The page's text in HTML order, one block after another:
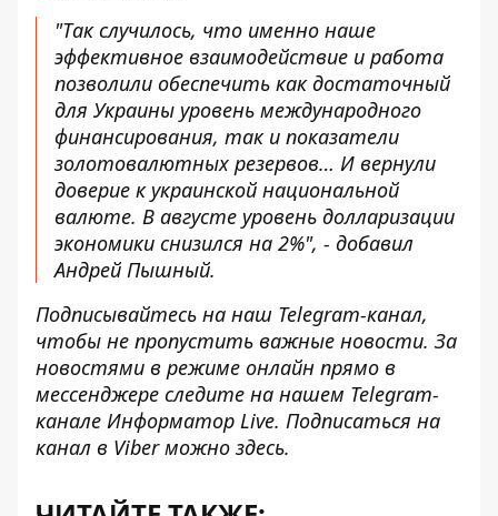
"Так случилось, что именно наше
эффективное взаимодействие и работа
позволили обеспечить как достаточный
для Украины уровень международного
финансирования, так и показатели
золотовалютных резервов… И вернули
доверие к украинской национальной
валюте. В августе уровень долларизации
экономики снизился на 2%", - добавил
Андрей Пышный.
Подписывайтесь на наш Telegram-канал,
чтобы не пропустить важные новости. За
новостями в режиме онлайн прямо в
мессенджере следите на нашем Telegram-
канале Информатор Live. Подписаться на
канал в Viber можно здесь.